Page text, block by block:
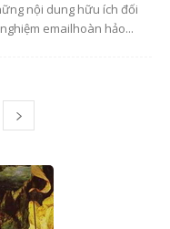
nội dung hữu ích đối
emailhoàn hảo...